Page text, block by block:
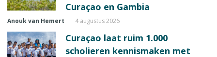
Curaçao en Gambia
Anouk van Hemert 4 augustus 2026
Curaçao laat ruim 1.000
scholieren kennismaken met